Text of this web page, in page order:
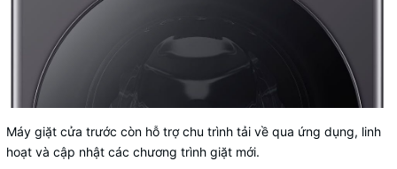
Máy giặt cửa trước còn hỗ trợ chu trình tải về qua ứng dụng, linh
hoạt và cập nhật các chương trình giặt mới.